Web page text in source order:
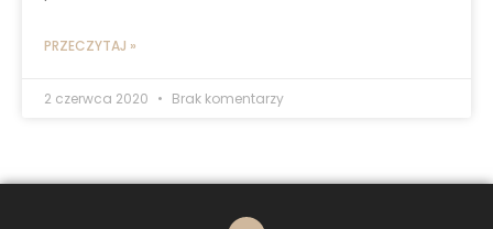
PRZECZYTAJ »
2 czerwca 2020 Brak komentarzy